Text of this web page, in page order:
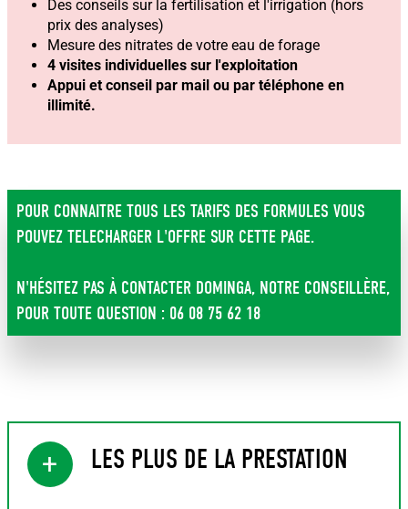
Des conseils sur la fertilisation et l'irrigation (hors
prix des analyses)
Mesure des nitrates de votre eau de forage
4 visites individuelles sur l'exploitation
Appui et conseil par mail ou par téléphone en
illimité.
POUR CONNAITRE TOUS LES TARIFS DES FORMULES VOUS
POUVEZ TELECHARGER L'OFFRE SUR CETTE PAGE.
N'HÉSITEZ PAS À CONTACTER DOMINGA, NOTRE CONSEILLÈRE,
POUR TOUTE QUESTION : 06 08 75 62 18
+ LES PLUS DE LA PRESTATION